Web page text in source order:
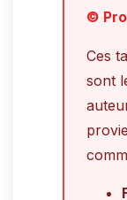
©
Ces
sont